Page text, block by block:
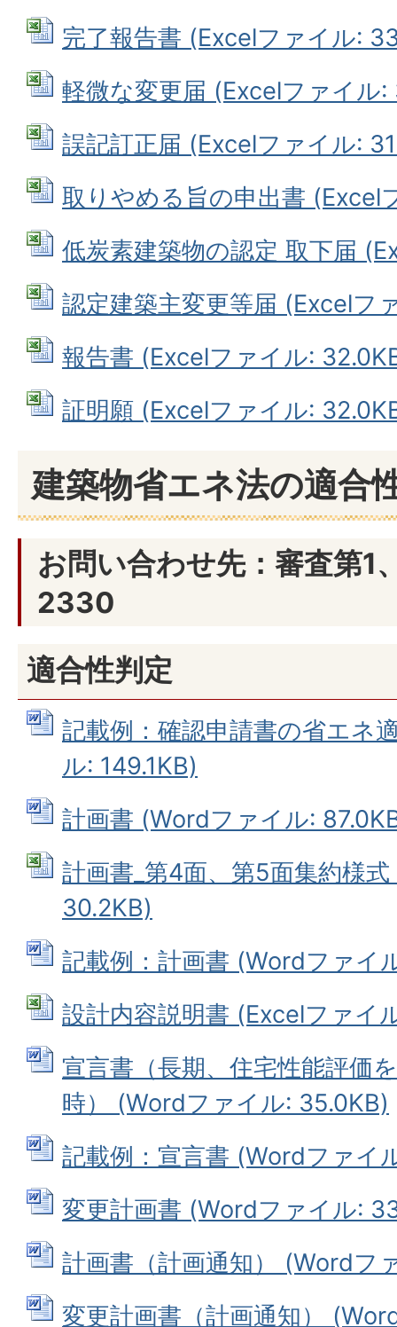
完了報告書 (Excelファイル:
軽微な変更届 (Excelファイル:
誤記訂正届 (Excelファイル:
取りやめる旨の申出書 (Excel
低炭素建築物の認定 取下届
認定建築主変更等届 (Excelフ
報告書 (Excelファイル:
証明願 (Excelファイル:
建築物省エネ法の適合
お問い合わせ先：審査第
2330
適合性判定
記載例：確認申請書の省エネ
ル: 149.1KB)
計画書 (Wordファイル:
計画書_第4面、第5面集約様
30.2KB)
記載例：計画書 (Wordファイ
設計内容説明書 (Excelファイ
宣言書（長期、住宅性能評価
時） (Wordファイル: 35.0KB)
記載例：宣言書 (Wordファイ
変更計画書 (Wordファイル:
計画書（計画通知） (Wordフ
変更計画書（計画通知）